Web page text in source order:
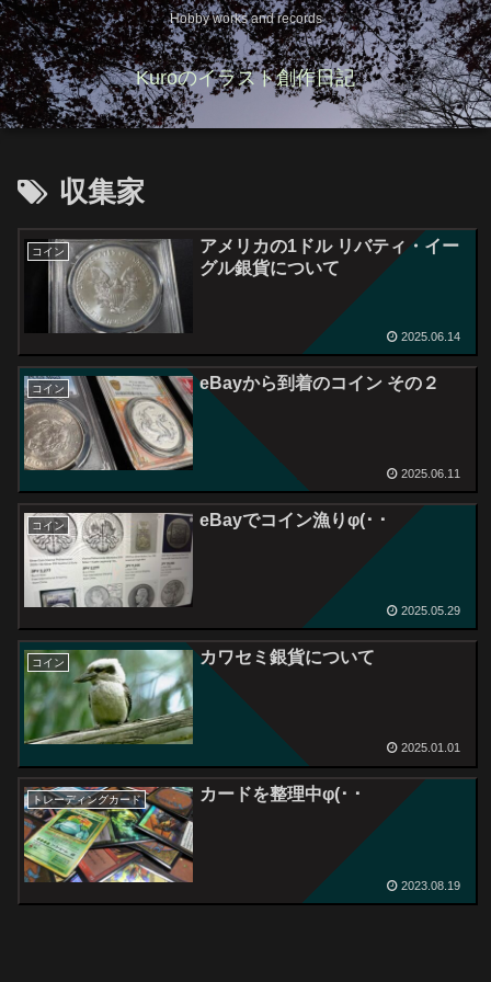
Hobby works and records
Kuroのイラスト創作日記
収集家
コイン
アメリカの1ドル リバティ・イー
グル銀貨について
2025.06.14
コイン eBayから到着のコイン その２
2025.06.11
コイン eBayでコイン漁りφ(･ ･
2025.05.29
コイン カワセミ銀貨について
2025.01.01
トレーディングカード カードを整理中φ(･ ･
2023.08.19